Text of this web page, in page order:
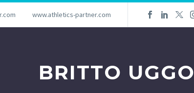
www.athletics-partner.com
BRITTO UGGO